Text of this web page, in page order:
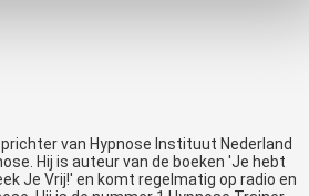
van Hypnose Instituut Nederland
Hij is auteur van de boeken 'Je hebt
Je Vrij!' en komt regelmatig op radio en